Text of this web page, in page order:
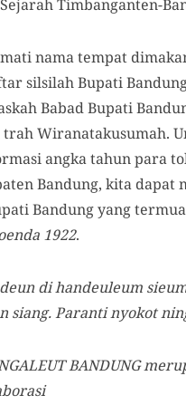
Timbanganten-
nama tempat
silsilah Bupati
Babad Bupati
Wiranatakusumah.
angka tahun para
Bandung, kita dapat
Bandung yang
1922.
di handeuleum
siang. Paranti nyokot
BANDUNG